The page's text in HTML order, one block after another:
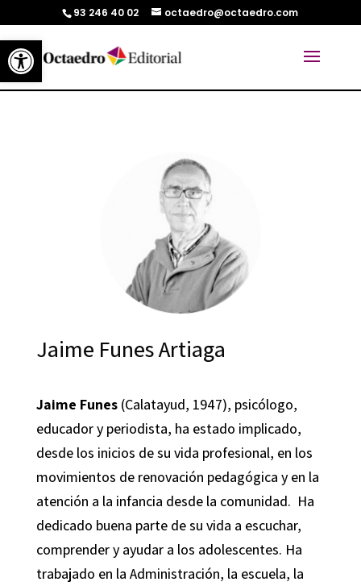
Abrir barra de herramientas
93 246 40 02 octaedro@octaedro.com
Jaime Funes Artiaga
Jaime Funes(Calatayud, 1947), psicólogo,
educador y periodista, ha estado implicado,
desde los inicios de su vida profesional, en los
movimientos de renovación pedagógica y en la
atención a la infancia desde la comunidad. Ha
dedicado buena parte de su vida a escuchar,
comprender y ayudar a los adolescentes. Ha
trabajado en la Administración, la escuela, la